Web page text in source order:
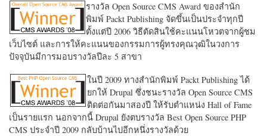
รางวัล Open Source CMS Award ของสำนัก
พิมพ์ Packt Publishing จัดขึ้นเป็นประจำทุกปี
ตั้งแต่ปี 2006 วิธีตัดสินใช้คะแนนโหวตจากผู้ชม
เว็บไซต์ และการให้คะแนนของกรรมการผู้ทรงคุณวุฒิในวงการ
ปัจจุบันมีการมอบรางวัลปีละ 5 สาขา
ในปี 2009 ทางสำนักพิมพ์ Packt Publishing ได้
ยกให้ Drupal ซึ่งชนะรางวัล Open Source CMS
ติดต่อกันมาสองปี ให้รับตำแหน่ง Hall of Fame
เป็นรายแรก นอกจากนี้ Drupal ยังตบรางวัล Best Open Source PHP
CMS ประจำปี 2009 กลับบ้านไปอีกหนึ่งรางวัลด้วย